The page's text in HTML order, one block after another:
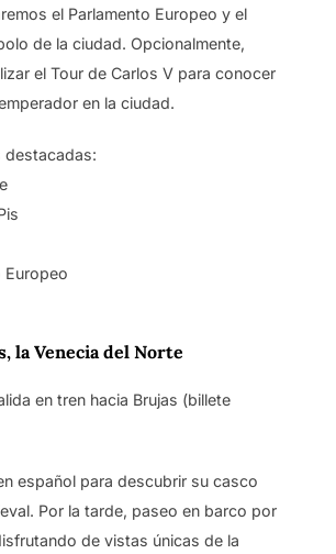
el Parlamento Europeo y el
de la ciudad. Opcionalmente,
el Tour de Carlos V para conocer
en la ciudad.
destacadas:
la Venecia del Norte
en tren hacia Brujas (billete
español para descubrir su casco
Por la tarde, paseo en barco por
de vistas únicas de la